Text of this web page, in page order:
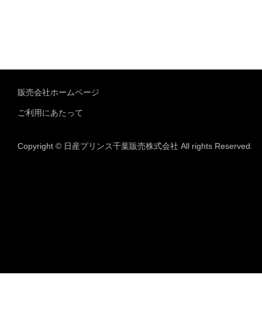
販売会社ホームページ
ご利用にあたって
Copyright © 日産プリンス千葉販売株式会社 All rights Reserved.